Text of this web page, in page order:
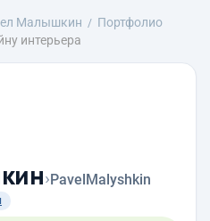
Малышкин
Портфолио
интерьера
›PavelMalyshkin